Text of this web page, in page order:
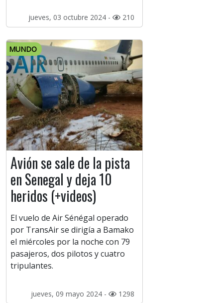
jueves, 03 octubre 2024 - 210
MUNDO
Avión se sale de la pista
en Senegal y deja 10
heridos (+videos)
El vuelo de Air Sénégal operado
por TransAir se dirigía a Bamako
el miércoles por la noche con 79
pasajeros, dos pilotos y cuatro
tripulantes.
jueves, 09 mayo 2024 - 1298